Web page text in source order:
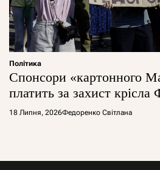
Політика
Спонсори «картонного
платить за захист крісла
18 Липня, 2026Федоренко Світлана